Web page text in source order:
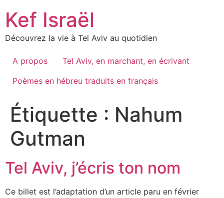
content
Kef Israël
Découvrez la vie à Tel Aviv au quotidien
A propos
Tel Aviv, en marchant, en écrivant
Poèmes en hébreu traduits en français
Étiquette : Nahum
Gutman
Tel Aviv, j’écris ton nom
Ce billet est l’adaptation d’un article paru en février